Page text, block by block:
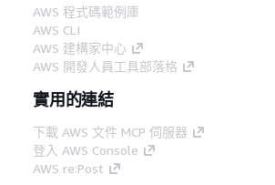
AWS 程式碼範例庫
AWS CLI
AWS 建構家中心
AWS 開發人員工具部落格
實用的連結
下載 AWS 文件 MCP 伺服器
登入 AWS Console
AWS re:Post